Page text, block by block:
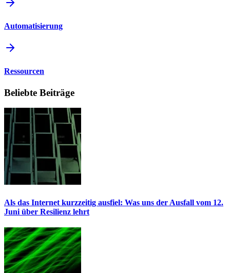
Automatisierung
Ressourcen
Beliebte Beiträge
Als das Internet kurzzeitig ausfiel: Was uns der Ausfall vom 12.
Juni über Resilienz lehrt